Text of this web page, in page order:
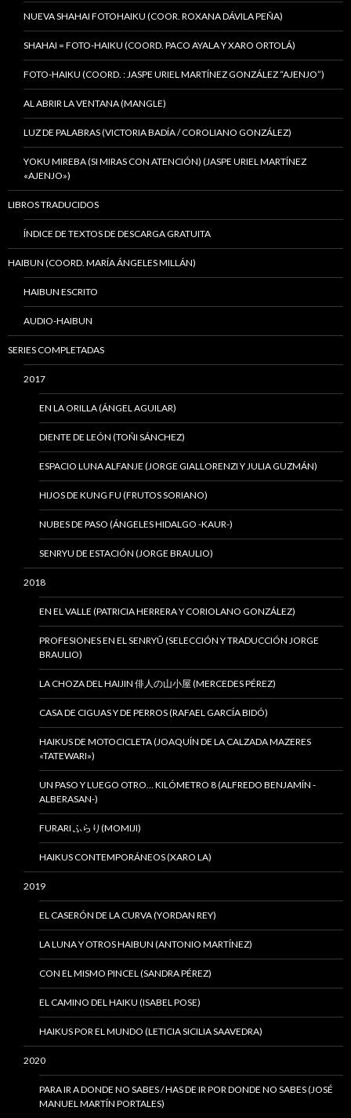
NUEVA SHAHAI FOTOHAIKU (COOR. ROXANA DÁVILA PEÑA)
SHAHAI = FOTO-HAIKU (COORD. PACO AYALA Y XARO ORTOLÁ)
FOTO-HAIKU (COORD. : JASPE URIEL MARTÍNEZ GONZÁLEZ “AJENJO”)
AL ABRIR LA VENTANA (MANGLE)
LUZ DE PALABRAS (VICTORIA BADÍA / COROLIANO GONZÁLEZ)
YOKU MIREBA (SI MIRAS CON ATENCIÓN) (JASPE URIEL MARTÍNEZ
«AJENJO»)
LIBROS TRADUCIDOS
ÍNDICE DE TEXTOS DE DESCARGA GRATUITA
HAIBUN (COORD. MARÍA ÁNGELES MILLÁN)
HAIBUN ESCRITO
AUDIO-HAIBUN
SERIES COMPLETADAS
2017
EN LA ORILLA (ÁNGEL AGUILAR)
DIENTE DE LEÓN (TOÑI SÁNCHEZ)
ESPACIO LUNA ALFANJE (JORGE GIALLORENZI Y JULIA GUZMÁN)
HIJOS DE KUNG FU (FRUTOS SORIANO)
NUBES DE PASO (ÁNGELES HIDALGO -KAUR-)
SENRYU DE ESTACIÓN (JORGE BRAULIO)
2018
EN EL VALLE (PATRICIA HERRERA Y CORIOLANO GONZÁLEZ)
PROFESIONES EN EL SENRYÛ (SELECCIÓN Y TRADUCCIÓN JORGE
BRAULIO)
LA CHOZA DEL HAIJIN 俳人の山小屋 (MERCEDES PÉREZ)
CASA DE CIGUAS Y DE PERROS (RAFAEL GARCÍA BIDÓ)
HAIKUS DE MOTOCICLETA (JOAQUÍN DE LA CALZADA MAZERES
«TATEWARI»)
UN PASO Y LUEGO OTRO… KILÓMETRO 8 (ALFREDO BENJAMÍN -
ALBERASAN-)
FURARI ふらり(MOMIJI)
HAIKUS CONTEMPORÁNEOS (XARO LA)
2019
EL CASERÓN DE LA CURVA (YORDAN REY)
LA LUNA Y OTROS HAIBUN (ANTONIO MARTÍNEZ)
CON EL MISMO PINCEL (SANDRA PÉREZ)
EL CAMINO DEL HAIKU (ISABEL POSE)
HAIKUS POR EL MUNDO (LETICIA SICILIA SAAVEDRA)
2020
PARA IR A DONDE NO SABES / HAS DE IR POR DONDE NO SABES (JOSÉ
MANUEL MARTÍN PORTALES)